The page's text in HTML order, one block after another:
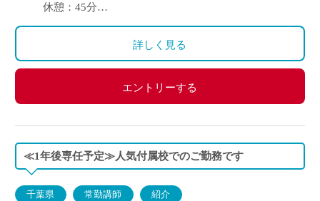
休憩：45分
詳しく見る
エントリーする
≪1年後専任予定≫人気付属校でのご勤務です
千葉県 常勤講師 紹介